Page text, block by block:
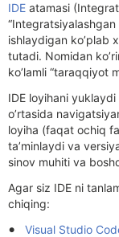
IDE atamasi
ishlaydigan ko’plab
tutadi. Nomidan
ko’lamli “taraqqiyot
IDE loyihani
o’rtasida
loyiha (faqat ochiq
ta’minlaydi va
sinov muhiti va
Agar siz IDE ni
chiqing:
Visual Studio